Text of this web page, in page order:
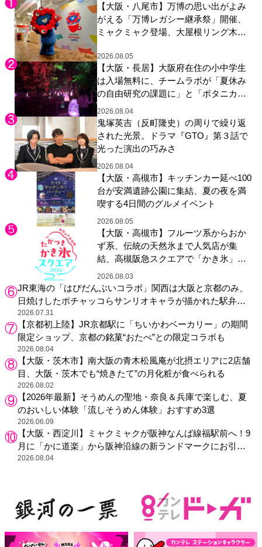
【大阪・八尾市】万博の思い出がよみ
がえる「万博レガシー継承祭」開催、
ミャクミャク登場、大屋根リング木材
展示も
2026.08.05
【大阪・長居】大阪府在住の小中学生
は入場無料に、チームラボが「夏休み
の自由研究の課題に」と「ボタニカル
ガーデン 大阪」へ招待
2026.08.04
鬼塚英吉（反町隆史）の周りで繰り返
された光景。ドラマ『GTO』第３話で
光った演出の巧みさ
2026.08.04
【大阪・高槻市】キッチンカー延べ100
台が安満遺跡公園に集結、夏の夜を満
喫する4日間のグルメイベント
2026.08.05
【大阪・高槻市】フルーツ系からおか
ず系、伝統の天然氷まで人気店が集
結、高槻阪急スクエアで「かき氷」祭
り
2026.08.03
JR東海の「はぴだんぶいコラボ」関西は大阪と京都のみ、
日焼けしたポチャッコらサンリオキャラが描かれた駅弁や
グッズが登場
2026.07.31
【京都初上陸】JR京都駅に「ちいかわベーカリー」の期間
限定ショップ、京都の銘菓“おたべ”との限定コラボも
2026.08.04
【大阪・茨木市】南大阪の青木松風庵が北摂エリアに2店舗
目、大阪・茨木でも“焼きたて”の月化粧が食べられる
2026.08.02
【2026年最新】そうめんの聖地・奈良＆兵庫で楽しむ、夏
のおいしい体験「流しそうめん体験」おすすめ3選
2026.06.09
【大阪・西淀川】ミャクミャクが阪神なんば線福駅前へ！9
月に「かに道楽」から阪神沿線の新ランドマークにお引っ
越し
2026.08.04